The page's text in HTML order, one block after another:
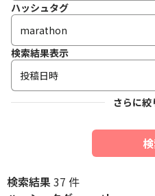
ハッシュタグ
検索結果表示
投稿日時
さらに絞
検索結果37 件